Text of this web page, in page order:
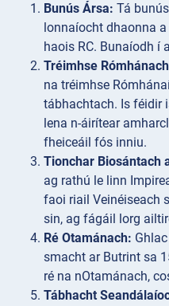
Bunús Ársa: Tá
lonnaíocht dhaonna
haois RC. Bunaíodh í
Tréimhse
na tréimhse
tábhachtach. Is féidir
lena n-áirítear
fheiceáil fós inniu.
Tionchar Biosántach
ag rathú le linn
faoi riail Veinéiseach
sin, ag fágáil lorg
Ré Otamánach:
smacht ar Butrint sa
ré na nOtamánach,
Tábhacht